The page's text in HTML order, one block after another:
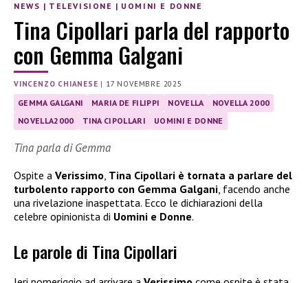
NEWS | TELEVISIONE | UOMINI E DONNE
Tina Cipollari parla del rapporto
con Gemma Galgani
VINCENZO CHIANESE | 17 NOVEMBRE 2025
GEMMA GALGANI MARIA DE FILIPPI NOVELLA
NOVELLA 2000
NOVELLA2000
TINA CIPOLLARI UOMINI E DONNE
Tina parla di Gemma
Ospite a Verissimo, Tina Cipollari è tornata a parlare del
turbolento rapporto con Gemma Galgani, facendo anche
una rivelazione inaspettata. Ecco le dichiarazioni della
celebre opinionista di Uomini e Donne.
Le parole di Tina Cipollari